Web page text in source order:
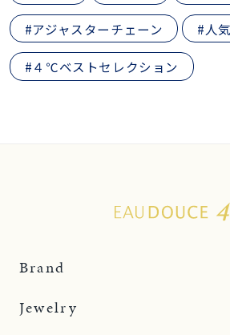
#アジャスターチェーン #人
#４℃ベストセレクション
Brand
Jewelry